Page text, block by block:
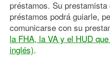
préstamos. Su
préstamos podrá guiarle,
comunicarse con su
la FHA, la VA y el HUD
inglés).